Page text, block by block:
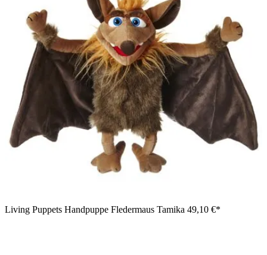
Living Puppets Handpuppe Fledermaus Tamika 49,10 €*